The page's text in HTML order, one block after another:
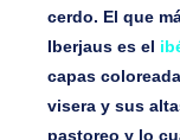
cerdo. El que
Iberjaus es el
capas
visera y sus
pastoreo y lo